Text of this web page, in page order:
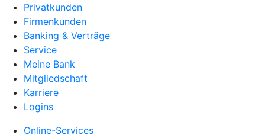
Privatkunden
Firmenkunden
Banking & Verträge
Service
Meine Bank
Mitgliedschaft
Karriere
Logins
Online-Services